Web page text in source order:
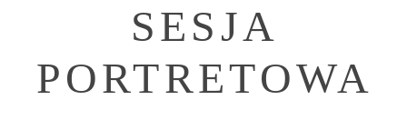
SESJA
PORTRETOWA